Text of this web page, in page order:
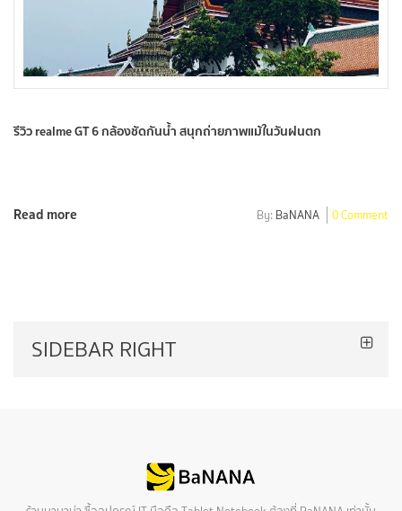
รีวิว realme GT 6 กล้องชัดกันน้ำ สนุกถ่ายภาพแม้ในวันฝนตก
Read more By: BaNANA 0 Comment
SIDEBAR RIGHT